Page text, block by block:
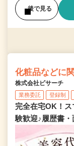
後で見る
化粧品などに
株式会社ビサーチ
業務委託 登録制
完全在宅OK！
験歓迎♪履歴書